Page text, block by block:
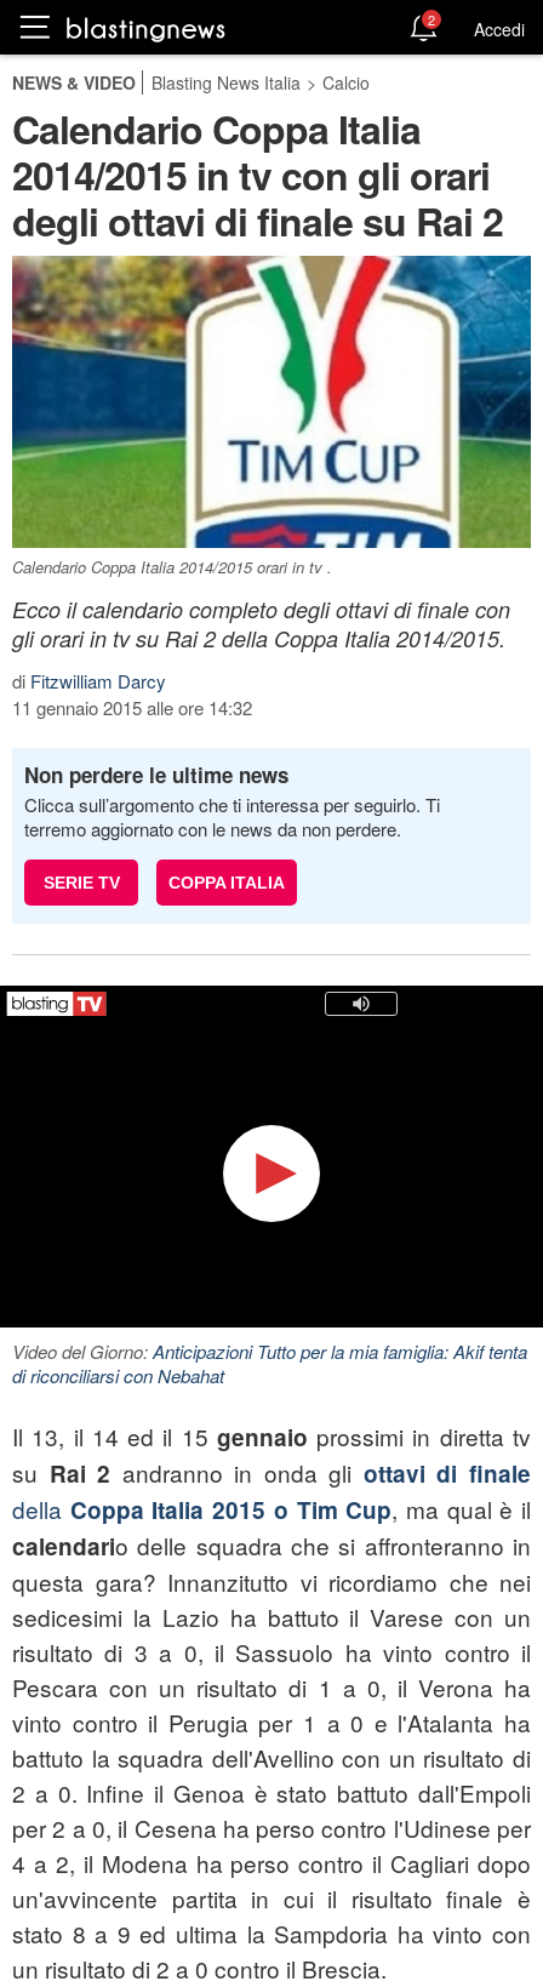
2 Accedi
NEWS & VIDEO Blasting News Italia > Calcio
Calendario Coppa Italia
2014/2015 in tv con gli orari
degli ottavi di finale su Rai 2
Calendario Coppa Italia 2014/2015 orari in tv .
Ecco il calendario completo degli ottavi di finale con
gli orari in tv su Rai 2 della Coppa Italia 2014/2015.
di Fitzwilliam Darcy
11 gennaio 2015 alle ore 14:32
Non perdere le ultime news
Clicca sull’argomento che ti interessa per seguirlo. Ti
terremo aggiornato con le news da non perdere.
SERIE TV COPPA ITALIA
Video del Giorno:Anticipazioni Tutto per la mia famiglia: Akif tenta
di riconciliarsi con Nebahat
Il 13, il 14 ed il 15 gennaio prossimi in diretta tv
su Rai 2 andranno in onda gli ottavi di finale
della Coppa Italia 2015 o Tim Cup, ma qual è il
calendario delle squadra che si affronteranno in
questa gara? Innanzitutto vi ricordiamo che nei
sedicesimi la Lazio ha battuto il Varese con un
risultato di 3 a 0, il Sassuolo ha vinto contro il
Pescara con un risultato di 1 a 0, il Verona ha
vinto contro il Perugia per 1 a 0 e l'Atalanta ha
battuto la squadra dell'Avellino con un risultato di
2 a 0. Infine il Genoa è stato battuto dall'Empoli
per 2 a 0, il Cesena ha perso contro l'Udinese per
4 a 2, il Modena ha perso contro il Cagliari dopo
un'avvincente partita in cui il risultato finale è
stato 8 a 9 ed ultima la Sampdoria ha vinto con
un risultato di 2 a 0 contro il Brescia.